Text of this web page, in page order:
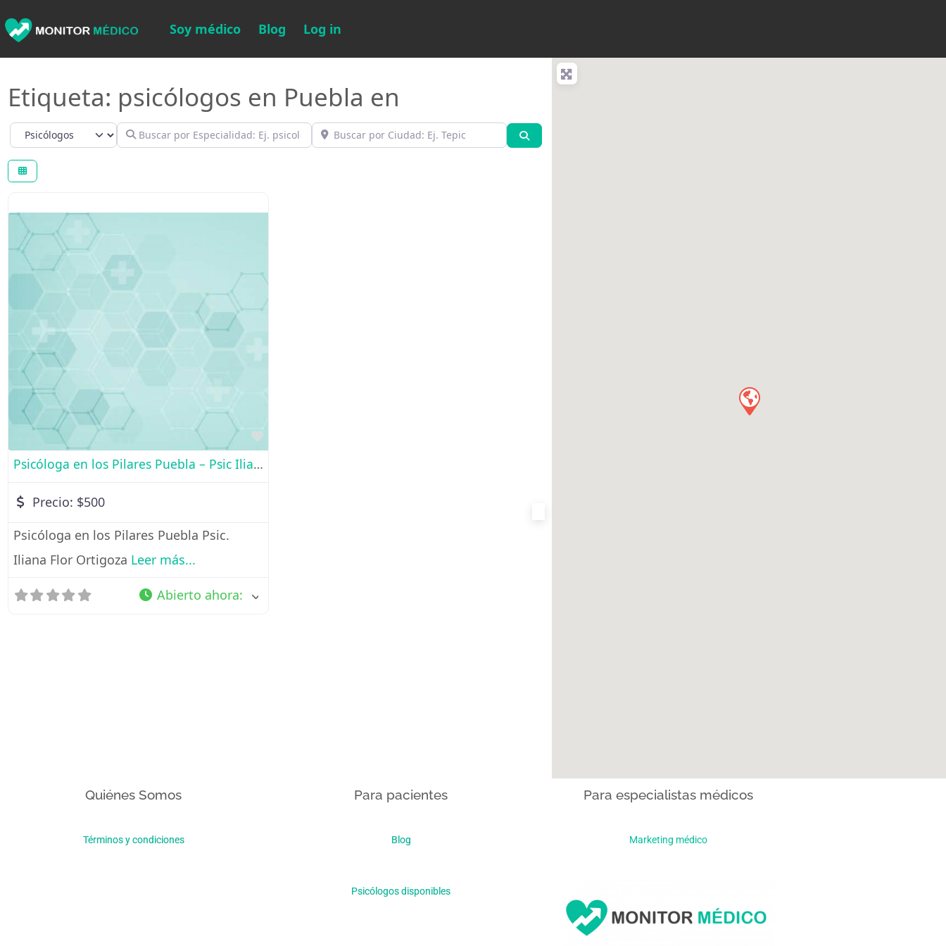
Soy médico Blog Log in
Etiqueta: psicólogos en Puebla en
Select search type Buscar por Especialidad: Ej. psicológo Buscar por Ciudad: Ej. Tepic
Psicóloga en los Pilares Puebla – Psic Iliana Flor Ortigoza
Precio: $500
Psicóloga en los Pilares Puebla Psic.
Iliana Flor Ortigoza Leer más...
Abierto ahora:
Quiénes Somos
Términos y condiciones
Para pacientes
Blog
Psicólogos disponibles
Para especialistas médicos
Marketing médico